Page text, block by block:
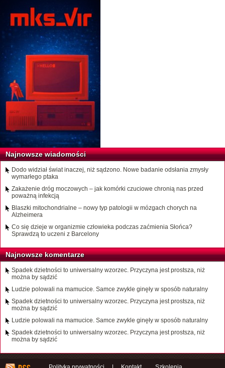
Najnowsze wiadomości
Dodo widział świat inaczej, niż sądzono. Nowe badanie odsłania zmysły
wymarłego ptaka
Zakażenie dróg moczowych – jak komórki czuciowe chronią nas przed
poważną infekcją
Blaszki mitochondrialne – nowy typ patologii w mózgach chorych na
Alzheimera
Co się dzieje w organizmie człowieka podczas zaćmienia Słońca?
Sprawdzą to uczeni z Barcelony
Najnowsze komentarze
Spadek dzietności to uniwersalny wzorzec. Przyczyna jest prostsza, niż
można by sądzić
Ludzie polowali na mamucice. Samce zwykle ginęły w sposób naturalny
Spadek dzietności to uniwersalny wzorzec. Przyczyna jest prostsza, niż
można by sądzić
Ludzie polowali na mamucice. Samce zwykle ginęły w sposób naturalny
Spadek dzietności to uniwersalny wzorzec. Przyczyna jest prostsza, niż
można by sądzić